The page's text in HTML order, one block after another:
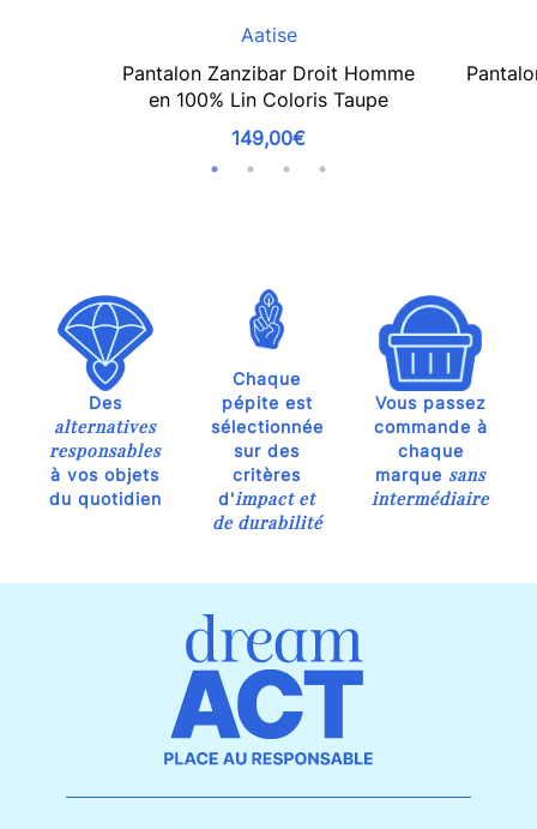
Aatise
Pantalon Zanzibar Droit Homme
en 100% Lin Coloris Taupe
149,00€
Des
alternatives
responsables
à vos objets
du quotidien
Chaque
pépite est
sélectionnée
sur des
critères
d'impact et
de durabilité
Vous passez
commande à
chaque
marque sans
intermédiaire